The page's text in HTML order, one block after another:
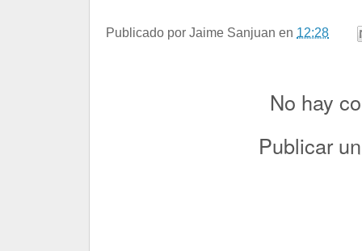
Publicado por Jaime Sanjuan en 12:28
No hay
Publicar